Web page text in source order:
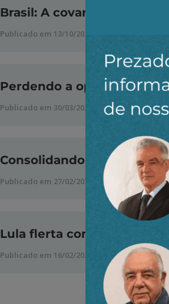
Brasil: A covardia é a mãe
Publicado em 13/10/2023
Perdendo a oportunidade
Publicado em 30/03/2023
Consolidando o status
Publicado em 27/02/2023
Lula flerta com Montezuma
Publicado em 16/02/2023